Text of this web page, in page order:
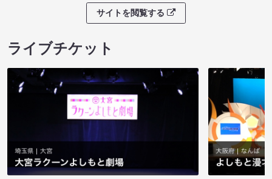
サイトを閲覧する
ライブチケット